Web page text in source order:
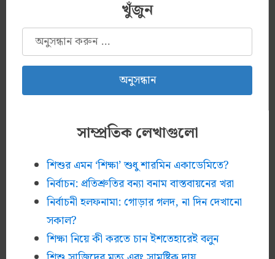
খুঁজুন
অনুসন্ধানঃ
সাম্প্রতিক লেখাগুলো
শিশুর এমন ‘শিক্ষা’ শুধু শারমিন একাডেমিতে?
নির্বাচন: প্রতিশ্রুতির বন্যা বনাম বাস্তবায়নের খরা
নির্বাচনী হলফনামা: গোড়ার গলদ, না দিন দেখানো
সকাল?
শিক্ষা নিয়ে কী করতে চান ইশতেহারেই বলুন